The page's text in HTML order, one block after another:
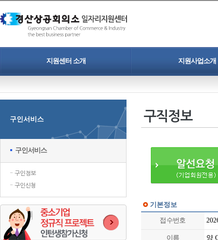
지원센터 소개 지원사업소개
찾아오시는길 인력채용 홍보지원
구인서비스
구인서비스
구인정보
구인신청
구직정보
기본정보
접수번호
이름 양